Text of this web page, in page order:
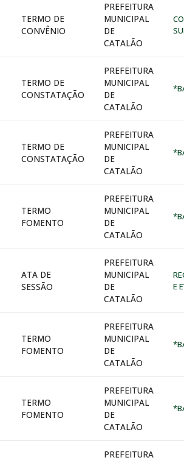
TERMO DE
CONVÊNIO
PREFEITURA
MUNICIPAL
DE
CATALÃO
TERMO DE
CONSTATAÇÃO
PREFEITURA
MUNICIPAL
DE
CATALÃO
TERMO DE
CONSTATAÇÃO
PREFEITURA
MUNICIPAL
DE
CATALÃO
TERMO
FOMENTO
PREFEITURA
MUNICIPAL
DE
CATALÃO
ATA DE
SESSÃO
PREFEITURA
MUNICIPAL
DE
CATALÃO
E
TERMO
FOMENTO
PREFEITURA
MUNICIPAL
DE
CATALÃO
TERMO
FOMENTO
PREFEITURA
MUNICIPAL
DE
CATALÃO
PREFEITURA